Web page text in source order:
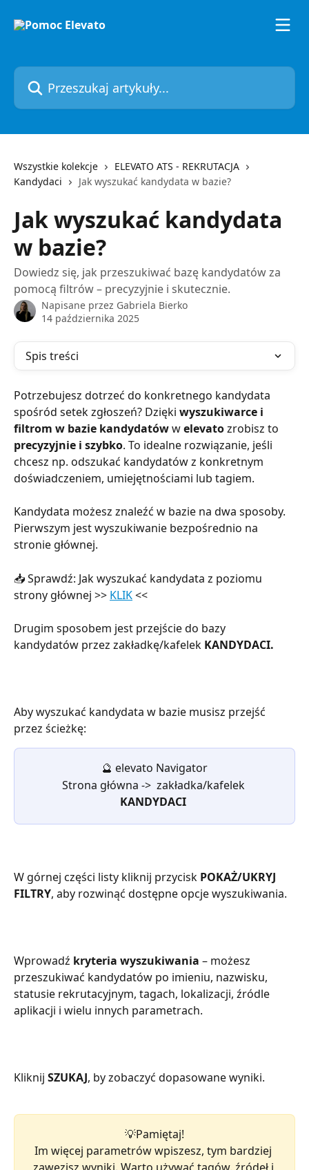
Przeszukaj artykuły...
Wszystkie kolekcje
ELEVATO ATS - REKRUTACJA
Kandydaci
Jak wyszukać kandydata w bazie?
Jak wyszukać kandydata
w bazie?
Dowiedz się, jak przeszukiwać bazę kandydatów za
pomocą filtrów – precyzyjnie i skutecznie.
Napisane przez Gabriela Bierko
14 października 2025
Spis treści
Potrzebujesz dotrzeć do konkretnego kandydata
spośród setek zgłoszeń? Dzięki wyszukiwarce i
filtrom w bazie kandydatów w elevato zrobisz to
precyzyjnie i szybko. To idealne rozwiązanie, jeśli
chcesz np. odszukać kandydatów z konkretnym
doświadczeniem, umiejętnościami lub tagiem.
Kandydata możesz znaleźć w bazie na dwa sposoby.
Pierwszym jest wyszukiwanie bezpośrednio na
stronie głównej.
📥 Sprawdź: Jak wyszukać kandydata z poziomu
strony głównej >> KLIK <<
Drugim sposobem jest przejście do bazy
kandydatów przez zakładkę/kafelek KANDYDACI.
Aby wyszukać kandydata w bazie musisz przejść
przez ścieżkę:
🔮 elevato Navigator
Strona główna ->  zakładka/kafelek
KANDYDACI
W górnej części listy kliknij przycisk POKAŻ/UKRYJ
FILTRY, aby rozwinąć dostępne opcje wyszukiwania.
Wprowadź kryteria wyszukiwania – możesz
przeszukiwać kandydatów po imieniu, nazwisku,
statusie rekrutacyjnym, tagach, lokalizacji, źródle
aplikacji i wielu innych parametrach.
Kliknij SZUKAJ, by zobaczyć dopasowane wyniki.
💡Pamiętaj!
Im więcej parametrów wpiszesz, tym bardziej